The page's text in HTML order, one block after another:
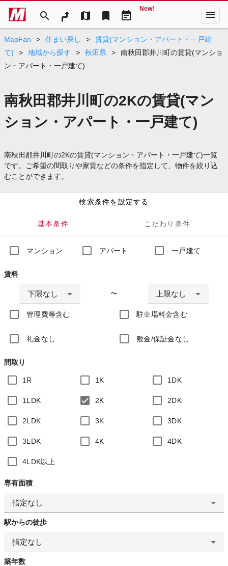
search map bookmark event_note
New! menu
MapFan > 住まい探し >
賃貸(マンション・アパート・一戸建
て)
> 地域から探す > 秋田県 >
南秋田郡井川町の賃貸(マンショ
ン・アパート・一戸建て)
南秋田郡井川町の2Kの賃貸(マン
ション・アパート・一戸建て)
南秋田郡井川町の2Kの賃貸(マンション・アパート・一戸建て)一覧
です。ご希望の間取りや家賃などの条件を指定して、物件を絞り込
むことができます。
検索条件を設定する
基本条件 こだわり条件
マンション アパート 一戸建て
賃料
下限なし 〜 上限なし
管理費等含む 駐車場料金含む
礼金なし 敷金/保証金なし
間取り
1R 1K 1DK
1LDK 2K 2DK
2LDK 3K 3DK
3LDK 4K 4DK
4LDK以上
専有面積
指定なし
駅からの徒歩
指定なし
築年数